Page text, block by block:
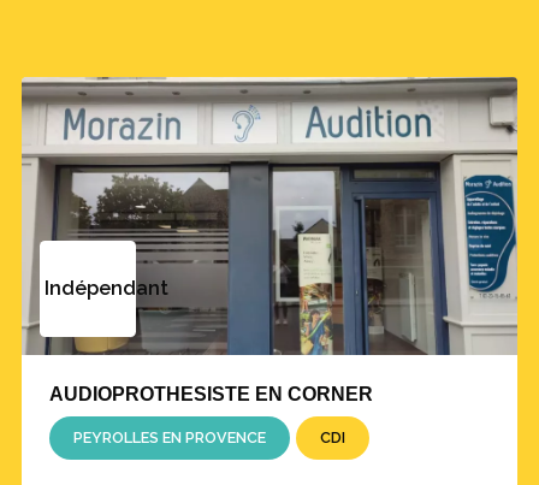
Indépendant
AUDIOPROTHESISTE EN CORNER
PEYROLLES EN PROVENCE CDI